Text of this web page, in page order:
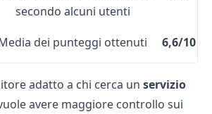
secondo alcuni utenti
dei punteggi ottenuti 6,6/10
adatto a chi cerca un servizio
avere maggiore controllo sui